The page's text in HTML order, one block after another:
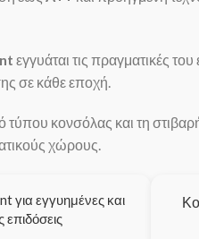
εγγυάται τις πραγματικές
σε κάθε εποχή.
κονσόλας και τη
χώρους.
για εγγυημένες και
επιδόσεις